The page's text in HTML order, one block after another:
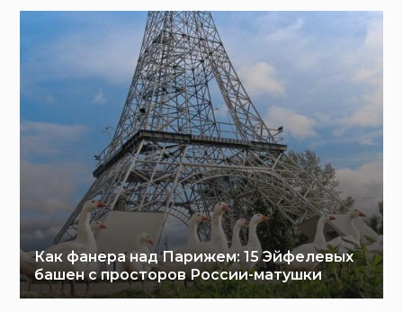
Как фанера над Парижем: 15 Эйфелевых
башен с просторов России-матушки